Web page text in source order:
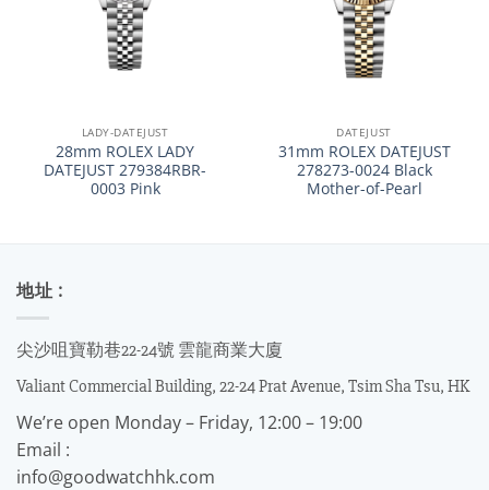
LADY-DATEJUST
28mm ROLEX LADY
DATEJUST 279384RBR-
0003 Pink
DATEJUST
31mm ROLEX DATEJUST
278273-0024 Black
Mother-of-Pearl
地址 :
尖沙咀寶勒巷22-24號 雲龍商業大廈
Valiant Commercial Building, 22-24 Prat Avenue, Tsim Sha Tsu, HK
We’re open Monday – Friday, 12:00 – 19:00
Email :
info@goodwatchhk.com